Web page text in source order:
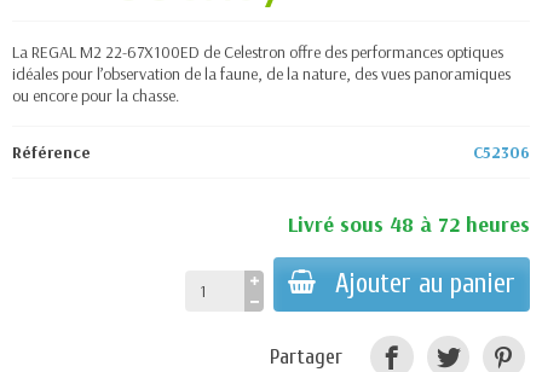
La REGAL M2 22-67X100ED de Celestron offre des performances optiques
idéales pour l’observation de la faune, de la nature, des vues panoramiques
ou encore pour la chasse.
Référence C52306
Livré sous 48 à 72 heures
Ajouter au panier
Partager